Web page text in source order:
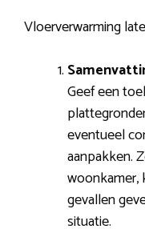
Vloerverwarming
Geef een
eventueel
aanpakken.
woonkamer,
gevallen
situatie.